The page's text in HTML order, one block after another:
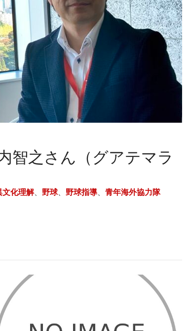
智之さん（グアテマラ
文化理解、 野球、 野球指導、 青年海外協力隊